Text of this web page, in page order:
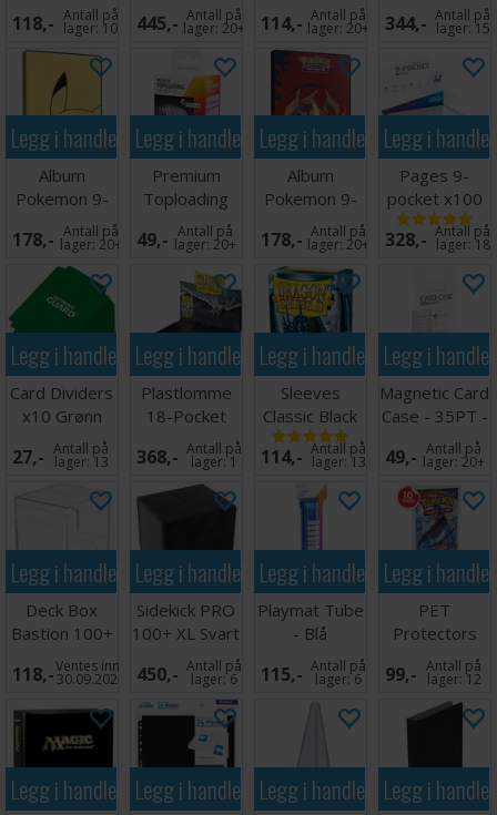
Gathering
118,- Antall på
lager: 10 445,- Antall på
lager:20+
Sapphire x100
66x91
114,- Antall på
lager:20+
Side Load
Svart x50
344,- Antall på
lager: 15
Legg i handlekurven
Album
Pokemon 9-
Pocket
Pikachu
178,- Antall på
lager: 20+
Legg i handlekurven
Premium
Toploading
Exoshields -
25 stk
49,- Antall på
lager:20+
Legg i handlekurven
Album
Pokemon 9-
Pocket Mega
Charizard XY
178,- Antall på
lager:20+
Legg i
Pages 9-
pocket x100
Klar
328,- Antall på
lager: 18
Legg i handlekurven
Card Dividers
x10 Grønn
27,- Antall på
lager: 13
Legg i handlekurven
Plastlomme
18-Pocket
SideLoad
Svart x 50
368,- Antall på
lager:1
Legg i handlekurven
Sleeves
Classic Black
x100 - 63x88
m/box
114,- Antall på
lager: 13
Legg i
Magnetic Card
Case - 35PT -
1 stk
49,- Antall på
lager:20+
Legg i handlekurven
Deck Box
Bastion 100+
XL Clear
118,-Ventes inn
30.09.2026
Legg i handlekurven
Sidekick PRO
100+ XL Svart
450,- Antall på
lager:6
Legg i handlekurven
Playmat Tube
- Blå
115,- Antall på
lager:6
Legg i
PET
Protectors
10-Pack for
Booster
99,- Antall på
lager: 12
Legg i handlekurvenLegg i handlekurvenLegg i handlekurven
Legg i